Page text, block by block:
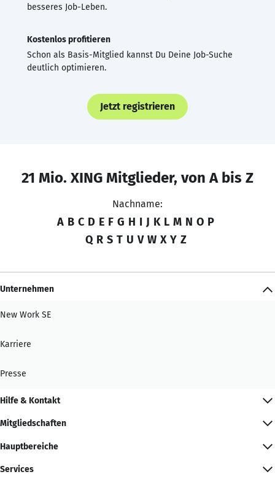
besseres Job-Leben.
Kostenlos profitieren
Schon als Basis-Mitglied kannst Du Deine Job-Suche
deutlich optimieren.
Jetzt registrieren
21 Mio. XING Mitglieder, von A bis Z
Nachname:
A B C D E F G H I J K L M N O P
Q R S T U V W X Y Z
Unternehmen
New Work SE
Karriere
Presse
Hilfe & Kontakt
Mitgliedschaften
Hauptbereiche
Services